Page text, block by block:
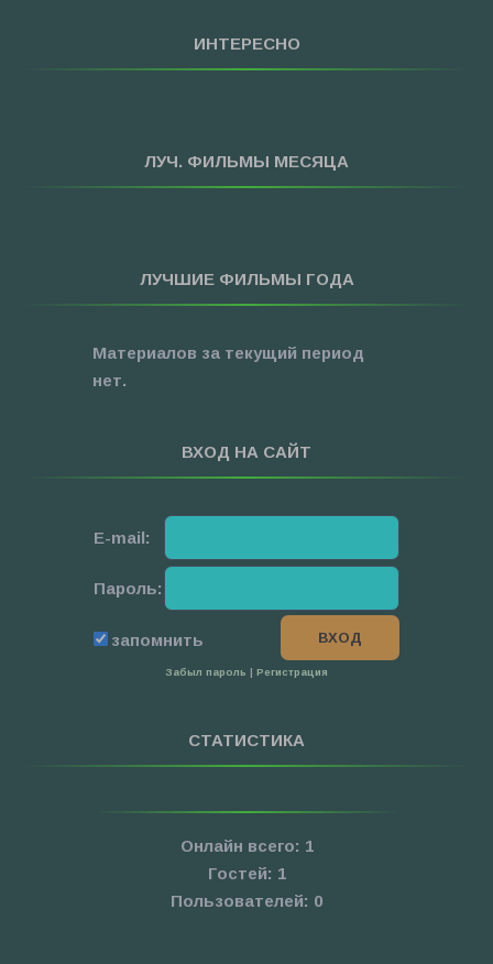
Мультфильмы
»Приключения
»Фантастика
Про Новый Год
»Фильмы для ...
ИНТЕРЕСНО
ЛУЧ. ФИЛЬМЫ МЕСЯЦА
ЛУЧШИЕ ФИЛЬМЫ ГОДА
Материалов за текущий период
нет.
ВХОД НА САЙТ
E-mail:
Пароль:
запомнить
Забыл пароль Регистрация
СТАТИСТИКА
Онлайн всего: 1
Гостей: 1
Пользователей: 0